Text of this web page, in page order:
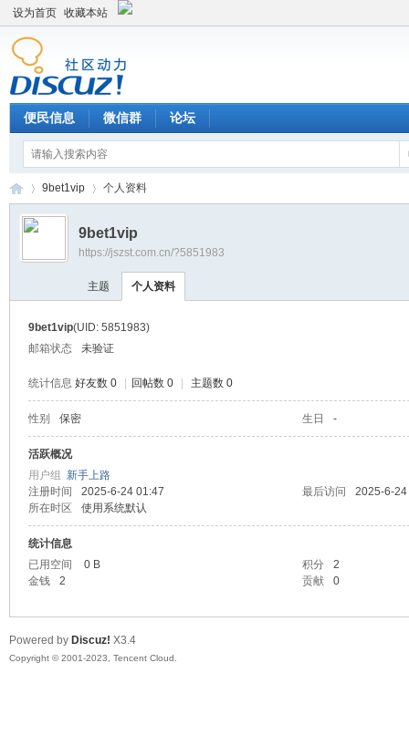
设为首页 收藏本站
便民信息 微信群 论坛
›
9bet1vip 个人资料
9bet1vip
https://jszst.com.cn/?5851983
主题 个人资料
9bet1vip(UID: 5851983)
邮箱状态
未验证
统计信息 好友数 0 回帖数 0 主题数 0
性别 保密 生日 -
活跃概况
用户组 新手上路
注册时间
2025-6-24 01:47 最后访问
2025-6-
所在时区
使用系统默认
统计信息
已用空间
0 B 积分
2
金钱
2 贡献 0
Powered by Discuz! X3.4
Copyright © 2001-2023, Tencent Cloud.